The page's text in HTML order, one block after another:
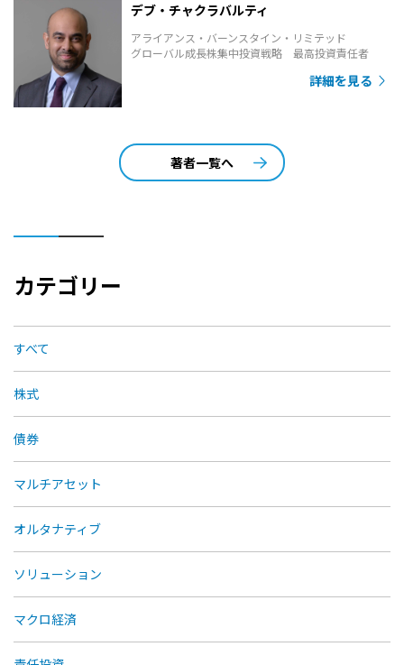
デブ・チャクラバルティ
アライアンス・バーンスタイン・リミテッド
グローバル成長株集中投資戦略 最高投資責任者
詳細を見る
著者一覧へ
カテゴリー
すべて
株式
債券
マルチアセット
オルタナティブ
ソリューション
マクロ経済